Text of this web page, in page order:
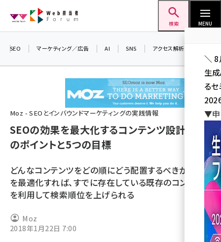
ン
検索 MENU
seo (3526)
ai (2807)
youtube (2434)
note (2312)
セミナー (2307)
z世代 (1622)
SEO マーケティング／広告 AI SNS アクセス解析／データ分析
Moz - SEOとインバウンドマーケティングの実践情報
SEOの効果を最大化するコンテンツ設計 3つ
のポイントと5つの目標
どんなコンテンツをどの順にどう配置するべきか。それ
を最適化すれば、すでに存在している既存のコンテンツ
を利用して検索順位を上げられる
Moz
2018年1月22日 7:00
＼ 8
生
る
▼申